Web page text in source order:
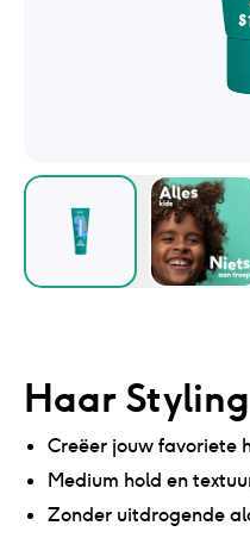
Haar
Creëer jouw favoriete
Medium hold en
Zonder uitdrogende